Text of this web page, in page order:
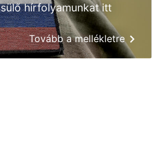
hírfolyamunkat itt
Tovább a mellékletre